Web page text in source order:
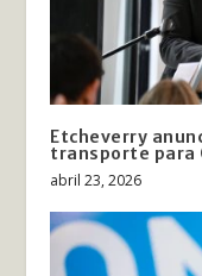
Etcheverry
transporte para
abril 23, 2026